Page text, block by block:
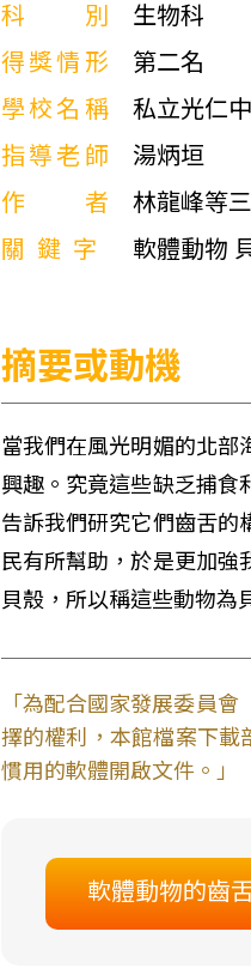
科別
生物科
得獎情形
第二名
學校名稱
私立光仁
指導老師
湯炳垣
作者
林龍峰等
關鍵字
軟體動物
摘要或動機
當我們在風光明媚的北部
興趣。究竟這些缺乏捕食
告訴我們研究它們齒舌的
民有所幫助，於是更加
貝殼，所以稱這些動物為
「為配合國家發展委員
擇的權利，本館檔案下載
慣用的軟體開啟文件。」
軟體動物的齒